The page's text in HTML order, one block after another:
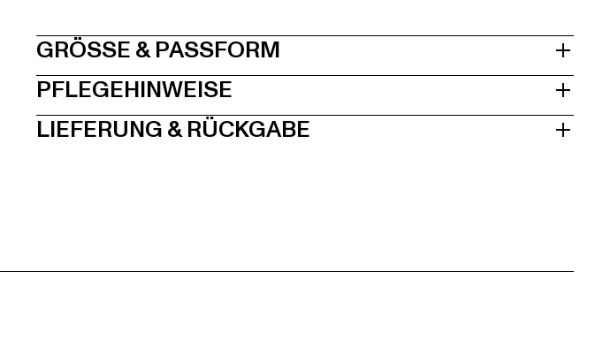
GRÖSSE & PASSFORM
PFLEGEHINWEISE
LIEFERUNG & RÜCKGABE